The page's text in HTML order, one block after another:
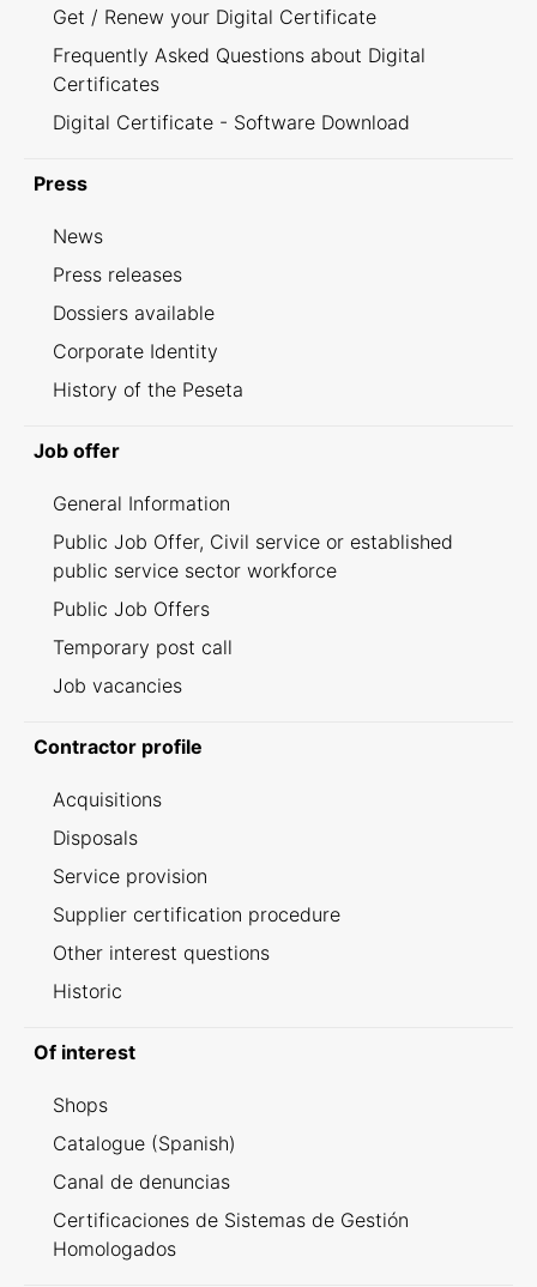
Get / Renew your Digital Certificate
Frequently Asked Questions about Digital
Certificates
Digital Certificate - Software Download
Press
News
Press releases
Dossiers available
Corporate Identity
History of the Peseta
Job offer
General Information
Public Job Offer, Civil service or established
public service sector workforce
Public Job Offers
Temporary post call
Job vacancies
Contractor profile
Acquisitions
Disposals
Service provision
Supplier certification procedure
Other interest questions
Historic
Of interest
Shops
Catalogue (Spanish)
Canal de denuncias
Certificaciones de Sistemas de Gestión
Homologados